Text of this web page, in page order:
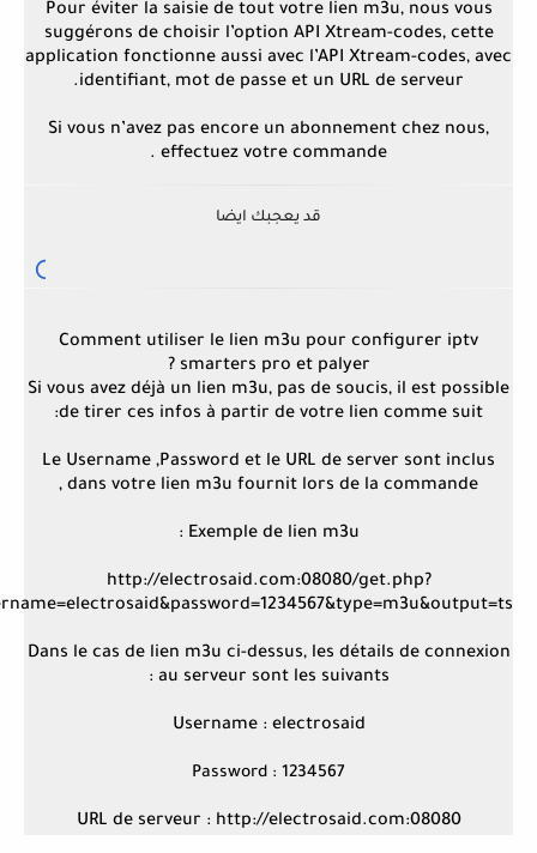
Pour éviter la saisie de tout votre lien m3u, nous vous
suggérons de choisir l’option API Xtream-codes, cette
application fonctionne aussi avec l’API Xtream-codes, avec
identifiant, mot de passe et un URL de serveur.
Si vous n’avez pas encore un abonnement chez nous,
effectuez votre commande .
قد يعجبك ايضا
Comment utiliser le lien m3u pour configurer iptv
smarters pro et palyer ?
Si vous avez déjà un lien m3u, pas de soucis, il est possible
de tirer ces infos à partir de votre lien comme suit:
Le Username ,Password et le URL de server sont inclus
dans votre lien m3u fournit lors de la commande ,
Exemple de lien m3u :
http://electrosaid.com:08080/get.php?
Dans le cas de lien m3u ci-dessus, les détails de connexion
au serveur sont les suivants :
Username : electrosaid
Password : 1234567
URL de serveur : http://electrosaid.com:08080